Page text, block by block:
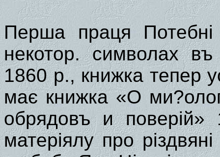
Перша праця
некотор. символах въ
1860 р., книжка тепер
має книжка «О
обрядовъ и поверій»
матеріялу про